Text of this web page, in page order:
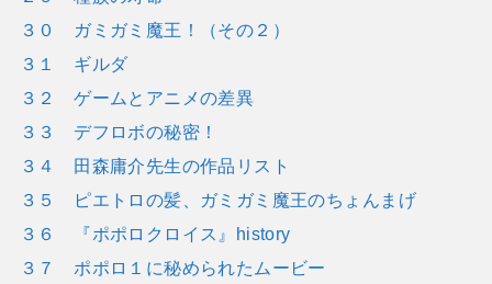
３０ ガミガミ魔王！（その２）
３１ ギルダ
３２ ゲームとアニメの差異
３３ デフロボの秘密！
３４ 田森庸介先生の作品リスト
３５ ピエトロの髪、ガミガミ魔王のちょんまげ
３６ 『ポポロクロイス』history
３７ ポポロ１に秘められたムービー